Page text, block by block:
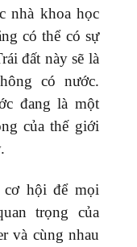
nhà khoa học
có thể có sự
đất này sẽ là
có nước.
đang là một
của thế giới
hội để mọi
trọng của
và cùng nhau